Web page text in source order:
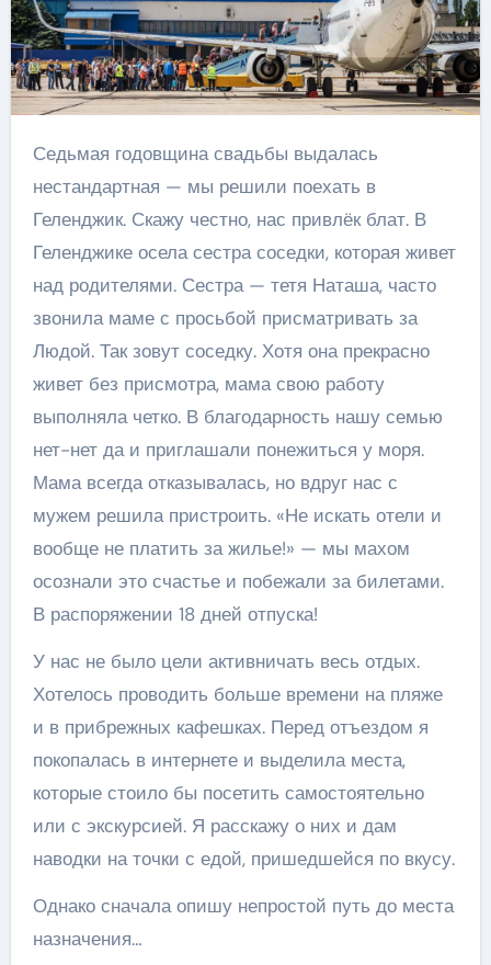
Седьмая годовщина свадьбы выдалась
нестандартная — мы решили поехать в
Геленджик. Скажу честно, нас привлёк блат. В
Геленджике осела сестра соседки, которая живет
над родителями. Сестра — тетя Наташа, часто
звонила маме с просьбой присматривать за
Людой. Так зовут соседку. Хотя она прекрасно
живет без присмотра, мама свою работу
выполняла четко. В благодарность нашу семью
нет-нет да и приглашали понежиться у моря.
Мама всегда отказывалась, но вдруг нас с
мужем решила пристроить. «Не искать отели и
вообще не платить за жилье!» — мы махом
осознали это счастье и побежали за билетами.
В распоряжении 18 дней отпуска!
У нас не было цели активничать весь отдых.
Хотелось проводить больше времени на пляже
и в прибрежных кафешках. Перед отъездом я
покопалась в интернете и выделила места,
которые стоило бы посетить самостоятельно
или с экскурсией. Я расскажу о них и дам
наводки на точки с едой, пришедшейся по вкусу.
Однако сначала опишу непростой путь до места
назначения…